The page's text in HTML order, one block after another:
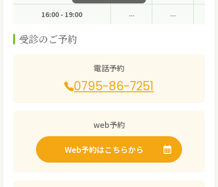
16:00 - 19:00
受診のご予約
電話予約
0795-86-7251
web予約
Web予約はこちらから